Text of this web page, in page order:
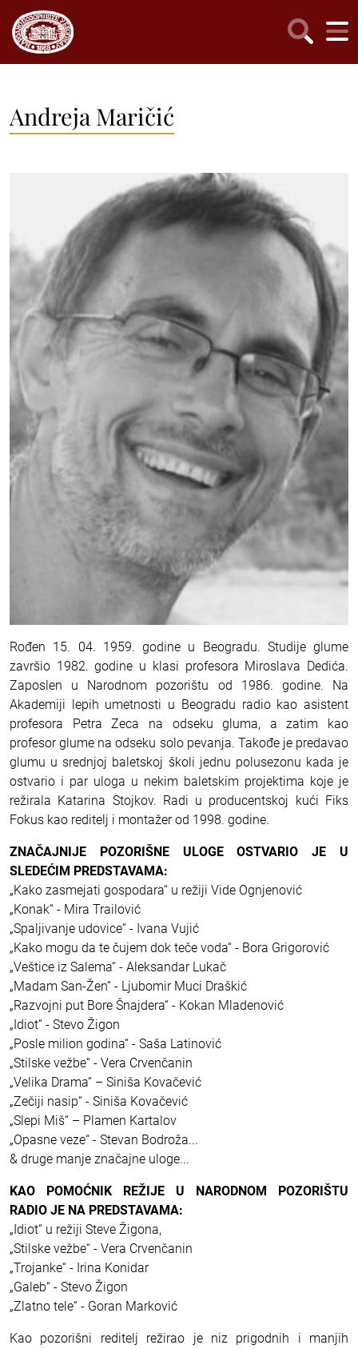
Andreja Maričić
Rođen 15. 04. 1959. godine u Beogradu. Studije glume
završio 1982. godine u klasi profesora Miroslava Dedića.
Zaposlen u Narodnom pozorištu od 1986. godine. Na
Akademiji lepih umetnosti u Beogradu radio kao asistent
profesora Petra Zeca na odseku gluma, a zatim kao
profesor glume na odseku solo pevanja. Takođe je predavao
glumu u srednjoj baletskoj školi jednu polusezonu kada je
ostvario i par uloga u nekim baletskim projektima koje je
režirala Katarina Stojkov. Radi u producentskoj kući Fiks
Fokus kao reditelj i montažer od 1998. godine.
ZNAČAJNIJE POZORIŠNE ULOGE OSTVARIO JE U
SLEDEĆIM PREDSTAVAMA:
„Kako zasmejati gospodara“ u režiji Vide Ognjenović
„Konak“ - Mira Trailović
„Spaljivanje udovice“ - Ivana Vujić
„Kako mogu da te čujem dok teče voda“ - Bora Grigorović
„Veštice iz Salema“ - Aleksandar Lukač
„Madam San-Žen“ - Ljubomir Muci Draškić
„Razvojni put Bore Šnajdera“ - Kokan Mladenović
„Idiot“ - Stevo Žigon
„Posle milion godina“ - Saša Latinović
„Stilske vežbe“ - Vera Crvenčanin
„Velika Drama“ – Siniša Kovačević
„Zečiji nasip“ - Siniša Kovačević
„Slepi Miš“ – Plamen Kartalov
„Opasne veze“ - Stevan Bodroža...
& druge manje značajne uloge...
KAO POMOĆNIK REŽIJE U NARODNOM POZORIŠTU
RADIO JE NA PREDSTAVAMA:
„Idiot“ u režiji Steve Žigona,
„Stilske vežbe“ - Vera Crvenčanin
„Trojanke“ - Irina Konidar
„Galeb“ - Stevo Žigon
„Zlatno tele“ - Goran Marković
Kao pozorišni reditelj režirao je niz prigodnih i manjih